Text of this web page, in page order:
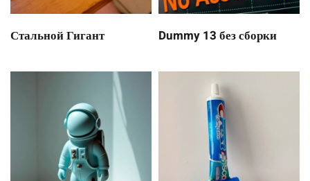
Стальной Гигант Dummy 13 без сборки